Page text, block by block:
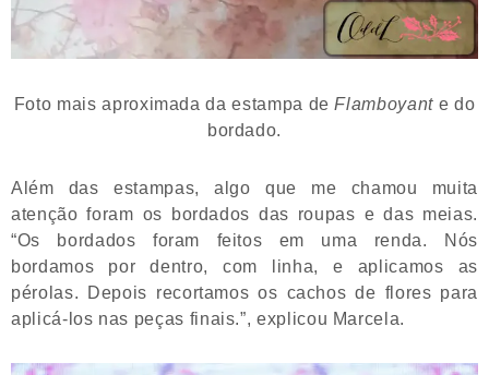
Foto mais aproximada da estampa deFlamboyant e do
bordado.
Além das estampas, algo que me chamou muita
atenção foram os bordados das roupas e das meias.
“Os bordados foram feitos em uma renda. Nós
bordamos por dentro, com linha, e aplicamos as
pérolas. Depois recortamos os cachos de flores para
aplicá-los nas peças finais.”, explicou Marcela.